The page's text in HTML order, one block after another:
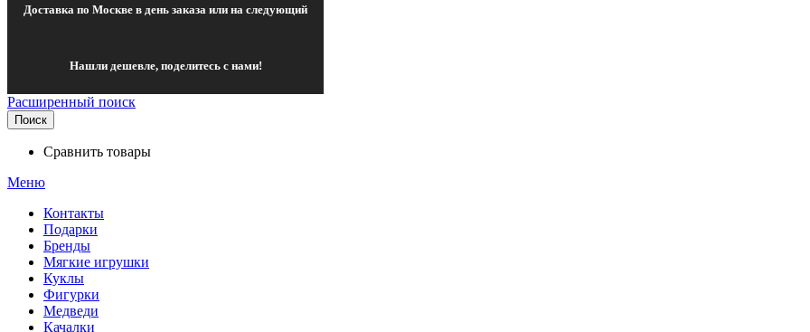
Доставка по Москве в день заказа или на следующий
Нашли дешевле, поделитесь с нами!
Расширенный поиск
Поиск
Сравнить товары
Меню
Контакты
Подарки
Бренды
Мягкие игрушки
Куклы
Фигурки
Медведи
Качалки